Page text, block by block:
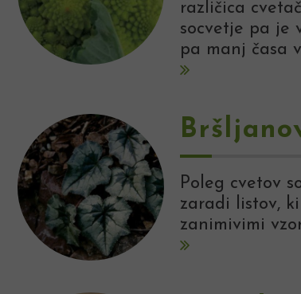
različica
socvetje pa je
pa manj časa
Poleg cvetov
zaradi listov,
zanimivimi